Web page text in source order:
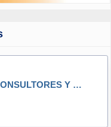
TR CONTRATISTAS CONSULTORES Y CONSTRUCTORES E.I.R.L